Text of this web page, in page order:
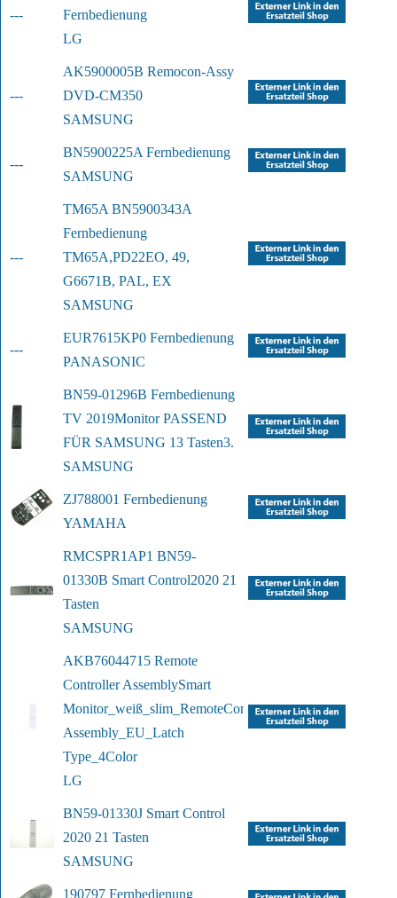
---
Fernbedienung
LG
---
AK5900005B Remocon-Assy
DVD-CM350
SAMSUNG
---
BN5900225A Fernbedienung
SAMSUNG
---
TM65A BN5900343A
Fernbedienung
TM65A,PD22EO, 49,
G6671B, PAL, EX
SAMSUNG
---
EUR7615KP0 Fernbedienung
PANASONIC
BN59-01296B Fernbedienung
TV 2019Monitor PASSEND
FÜR SAMSUNG 13 Tasten3.
SAMSUNG
ZJ788001 Fernbedienung
YAMAHA
RMCSPR1AP1 BN59-
01330B Smart Control2020 21
Tasten
SAMSUNG
AKB76044715 Remote
Controller AssemblySmart
Monitor_weiß_slim_RemoteController
Assembly_EU_Latch
Type_4Color
LG
BN59-01330J Smart Control
2020 21 Tasten
SAMSUNG
190797 Fernbedienung